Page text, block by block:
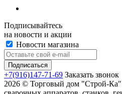
Подписывайтесь
на новости и акции
Новости магазина
+7(916)147-71-69 Заказать звонок
2026 © Торговый дом "Строй-Ка"